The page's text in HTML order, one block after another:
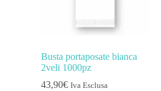
Busta portaposate bianca
2veli 1000pz
43,90€ Iva Esclusa